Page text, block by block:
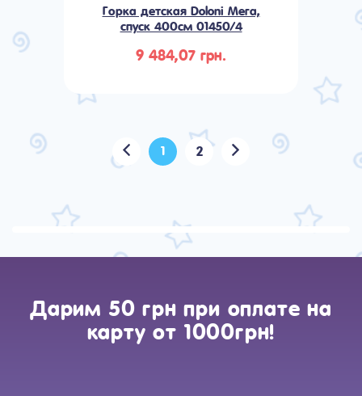
Горка детская Doloni Мега,
спуск 400см 01450/4
9 484,07 грн.
1 2
Дарим 50 грн при оплате на
карту от 1000грн!